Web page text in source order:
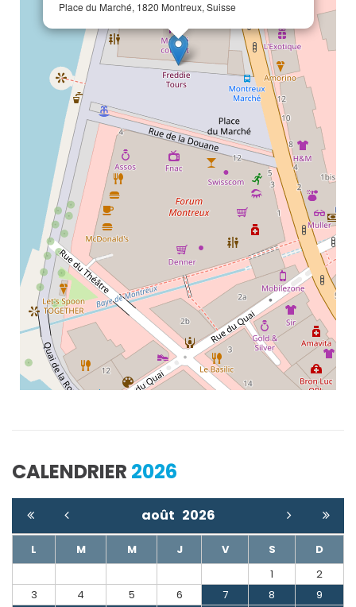
Place du Marché, 1820 Montreux, Suisse
CALENDRIER 2026
août 2026
L M M J V S
D
1
2
3
4 5 6 7 8
9